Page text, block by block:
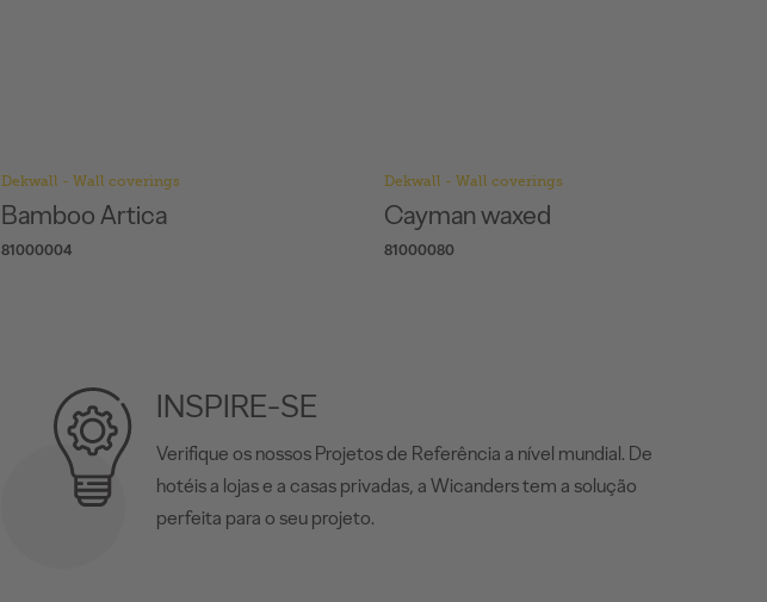
Dekwall - Wall coverings
Bamboo Artica
81000004
Dekwall - Wall coverings
Cayman waxed
81000080
INSPIRE-SE
Verifique os nossos Projetos de Referência a nível mundial. De
hotéis a lojas e a casas privadas, a Wicanders tem a solução
perfeita para o seu projeto.